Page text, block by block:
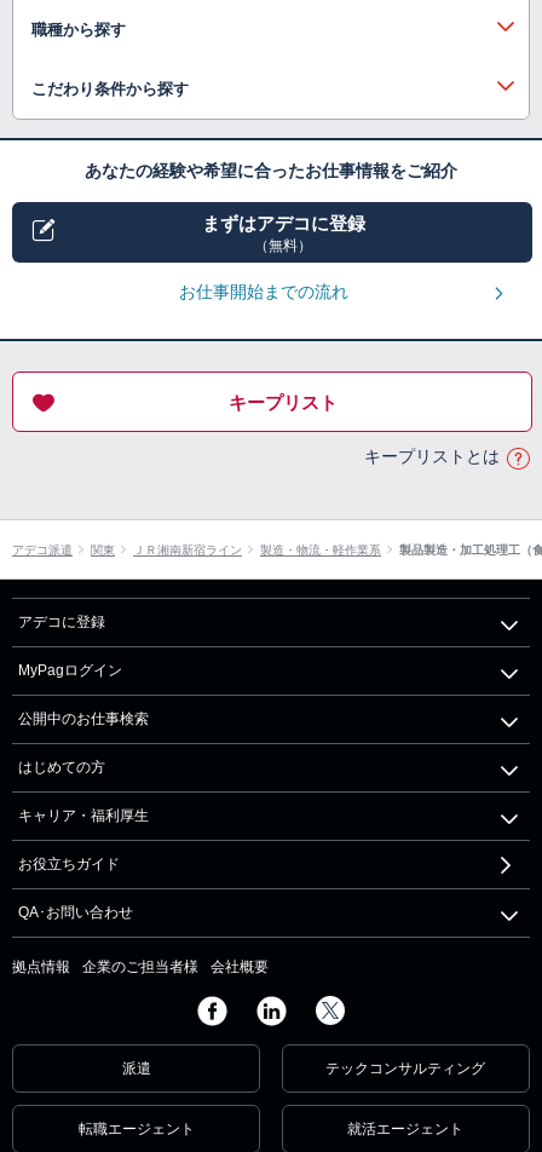
職種から探す
こだわり条件から探す
あなたの経験や希望に合ったお仕事情報をご紹介
まずはアデコに登録
（無料）
お仕事開始までの流れ
キープリスト
キープリストとは
アデコ派遣 関東 ＪＲ湘南新宿ライン 製造・物流・軽作業系 製品製造・加工処理工（
アデコに登録
MyPagログイン
公開中のお仕事検索
はじめての方
キャリア・福利厚生
お役立ちガイド
QA･お問い合わせ
拠点情報 企業のご担当者様 会社概要
派遣 テックコンサルティング
転職エージェント 就活エージェント